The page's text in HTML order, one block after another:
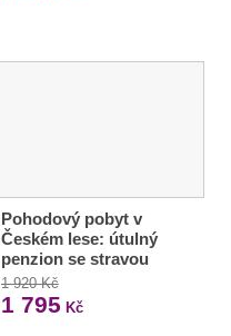
Pohodový pobyt v
Českém lese: útulný
penzion se stravou
1 920 Kč
1 795 Kč